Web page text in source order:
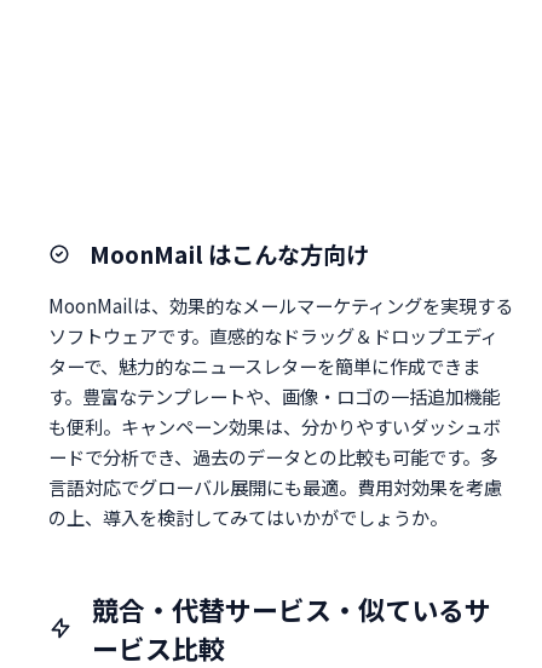
MoonMail はこんな方向け
MoonMailは、効果的なメールマーケティングを実現する
ソフトウェアです。直感的なドラッグ＆ドロップエディ
ターで、魅力的なニュースレターを簡単に作成できま
す。豊富なテンプレートや、画像・ロゴの一括追加機能
も便利。キャンペーン効果は、分かりやすいダッシュボ
ードで分析でき、過去のデータとの比較も可能です。多
言語対応でグローバル展開にも最適。費用対効果を考慮
の上、導入を検討してみてはいかがでしょうか。
競合・代替サービス・似ているサ
ービス比較